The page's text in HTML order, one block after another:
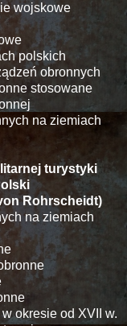
wojskowe
polskich
obronnych
stosowane
na ziemiach
turystyki
Rohrscheidt)
na ziemiach
okresie od XVII w.